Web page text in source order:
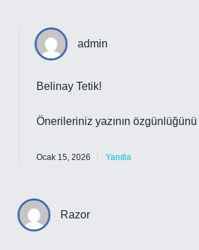
admin
Belinay Tetik!
Önerileriniz yazının özgünlüğünü
Ocak 15, 2026 Yanıtla
Razor